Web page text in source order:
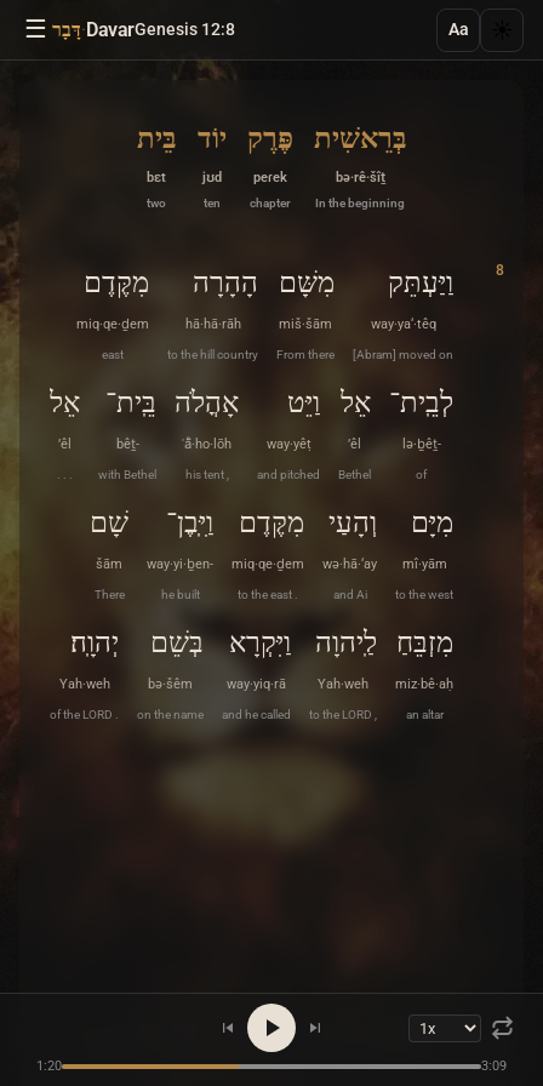
☰ דָּבָר·DavarGenesis 12:8 Aa
בְּרֵאשִׁית
bə·rê·šîṯ
In the beginning
פֶּרֶק
peɾek
chapter
יוֹד
jʊd
ten
בֵּית
bɛt
two
8 וַיַּעְתֵּק
way·ya‘·têq
[Abram] moved on
מִשָּׁם
miš·šām
From there
הָהָרָה
hā·hā·rāh
to the hill country
מִקֶּדֶם
miq·qe·ḏem
east
לְבֵֽית־
lə·ḇêṯ-
of
אֵל
’êl
Bethel
וַיֵּט
way·yêṭ
and pitched
אָהֳלֹה
ʾå̄·ho·lōh
his tent ,
בֵּֽית־
bêṯ-
with Bethel
אֵל
’êl
. . .
מִיָּם
mî·yām
to the west
וְהָעַי
wə·hā·‘ay
and Ai
מִקֶּדֶם
miq·qe·ḏem
to the east .
וַיִּֽבֶן־
way·yi·ḇen-
he built
שָׁם
šām
There
מִזְבֵּחַ
miz·bê·aḥ
an altar
לַֽיהוָה
Yah·weh
to the LORD ,
וַיִּקְרָא
way·yiq·rā
and he called
בְּשֵׁם
bə·šêm
on the name
יְהוָֽה׃
Yah·weh
of the LORD .
1:20 3:09